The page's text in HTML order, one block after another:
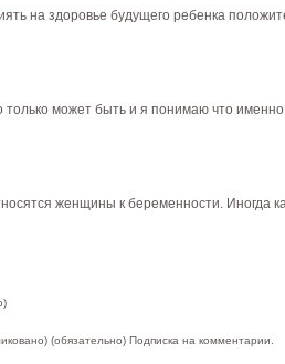
на здоровье будущего ребенка
может быть и я понимаю что
женщины к беременности. Иногда
(обязательно) Подписка на комментарии.